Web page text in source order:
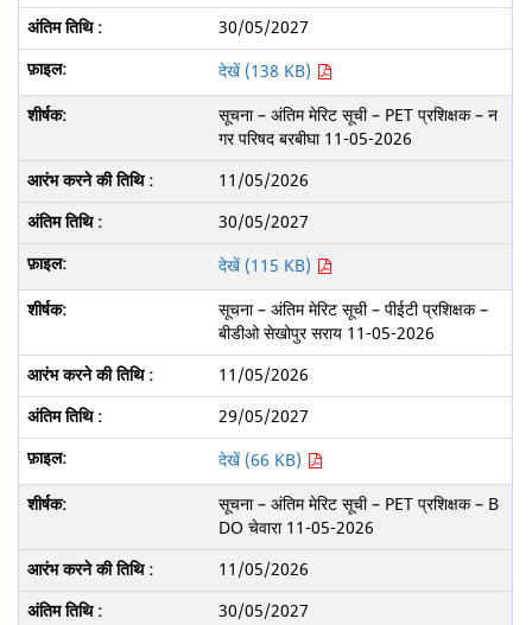
30/05/2027
देखें (138 KB)
सूचना – अंतिम मेरिट सूची – PET प्रशिक्षक – न
गर परिषद बरबीघा 11-05-2026
11/05/2026
30/05/2027
देखें (115 KB)
सूचना – अंतिम मेरिट सूची – पीईटी प्रशिक्षक –
बीडीओ सेखोपुर सराय 11-05-2026
11/05/2026
29/05/2027
देखें (66 KB)
सूचना – अंतिम मेरिट सूची – PET प्रशिक्षक – B
DO चेवारा 11-05-2026
11/05/2026
30/05/2027